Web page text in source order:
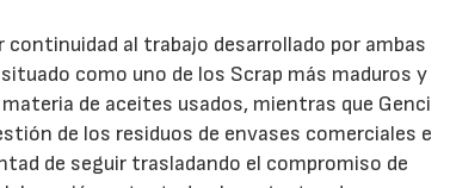
continuidad al trabajo desarrollado por ambas
como uno de los Scrap más maduros y
de aceites usados, mientras que Genci
de los residuos de envases comerciales e
de seguir trasladando el compromiso de